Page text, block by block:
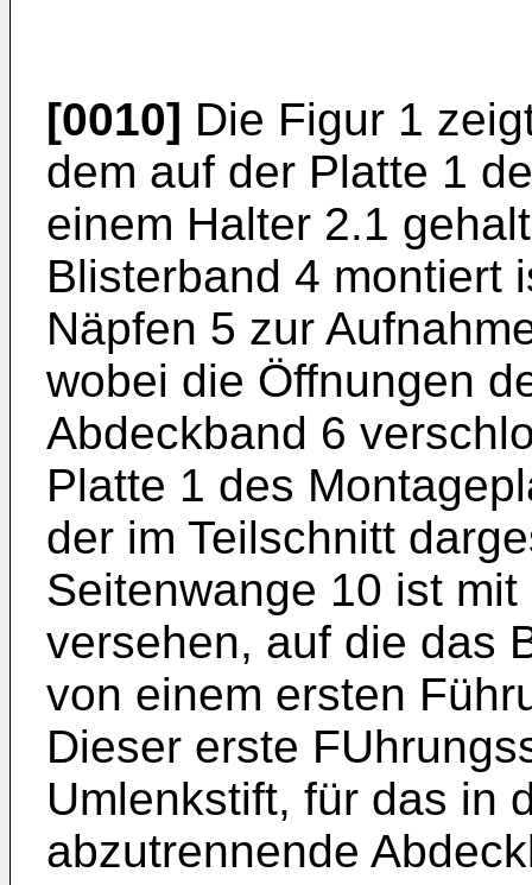
[0010] Die Figur 1
dem auf der Platte 1
einem Halter 2.1
Blisterband 4 montiert
Näpfen 5 zur
wobei die Öffnungen
Abdeckband 6
Platte 1 des
der im Teilschnitt
Seitenwange 10 ist
versehen, auf die das
von einem ersten
Dieser erste
Umlenkstift, für das in
abzutrennende